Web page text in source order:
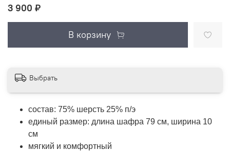
3 900 ₽
В корзину
Выбрать
состав: 75% шерсть 25% п/э
единый размер: длина шафра 79 см, ширина 10
см
мягкий и комфортный